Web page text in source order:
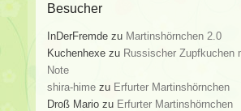
Besucher
InDerFremde zu Martinshörnchen 2.0
Kuchenhexe zu Russischer Zupfkuchen
Note
shira-hime zu Erfurter Martinshörnchen
Droß Mario zu Erfurter Martinshörnchen